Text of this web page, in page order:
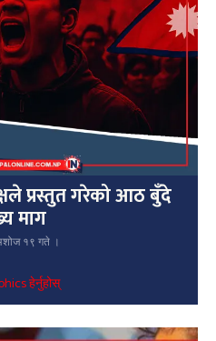
प्रस्तुत गरेको आठ बुँदे
माग
१९ गते ।
हेर्नुहोस्